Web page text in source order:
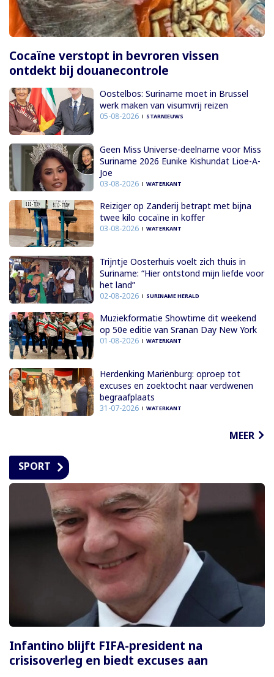
Cocaïne verstopt in bevroren vissen
ontdekt bij douanecontrole
Oostelbos: Suriname moet in Brussel
werk maken van visumvrij reizen
05-08-2026 STARNIEUWS
Geen Miss Universe-deelname voor Miss
Suriname 2026 Eunike Kishundat Lioe-A-
Joe
03-08-2026 WATERKANT
Reiziger op Zanderij betrapt met bijna
twee kilo cocaïne in koffer
03-08-2026 WATERKANT
Trijntje Oosterhuis voelt zich thuis in
Suriname: “Hier ontstond mijn liefde voor
het land”
02-08-2026 SURINAME HERALD
Muziekformatie Showtime dit weekend
op 50e editie van Sranan Day New York
01-08-2026 WATERKANT
Herdenking Mariënburg: oproep tot
excuses en zoektocht naar verdwenen
begraafplaats
31-07-2026 WATERKANT
MEER
SPORT
Infantino blijft FIFA-president na
crisisoverleg en biedt excuses aan